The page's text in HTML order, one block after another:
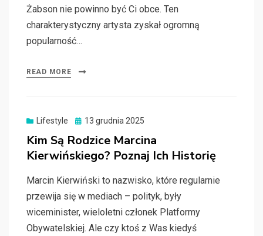
Żabson nie powinno być Ci obce. Ten
charakterystyczny artysta zyskał ogromną
popularność…
READ MORE
Lifestyle
Posted
13 grudnia 2025
Kim Są Rodzice Marcina
Kierwińskiego? Poznaj Ich Historię
Marcin Kierwiński to nazwisko, które regularnie
przewija się w mediach – polityk, były
wiceminister, wieloletni członek Platformy
Obywatelskiej. Ale czy ktoś z Was kiedyś